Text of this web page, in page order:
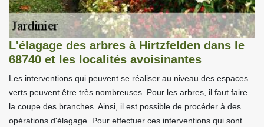
L'élagage des arbres à Hirtzfelden dans le
68740 et les localités avoisinantes
Les interventions qui peuvent se réaliser au niveau des espaces
verts peuvent être très nombreuses. Pour les arbres, il faut faire
la coupe des branches. Ainsi, il est possible de procéder à des
opérations d'élagage. Pour effectuer ces interventions qui sont